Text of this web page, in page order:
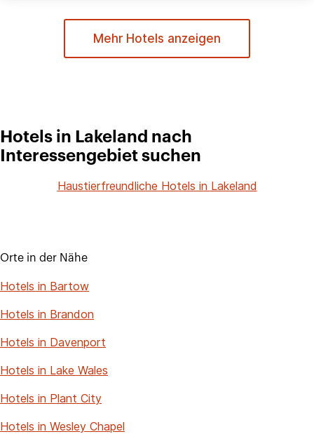
Mehr Hotels anzeigen
Hotels in Lakeland nach
Interessengebiet suchen
Haustierfreundliche Hotels in Lakeland
Orte in der Nähe
Hotels in Bartow
Hotels in Brandon
Hotels in Davenport
Hotels in Lake Wales
Hotels in Plant City
Hotels in Wesley Chapel